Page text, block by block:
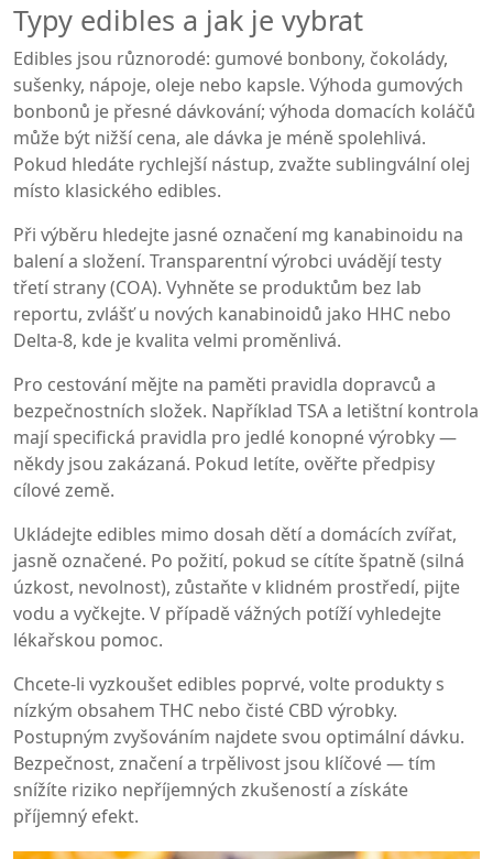
Typy edibles a jak je vybrat
Edibles jsou různorodé: gumové bonbony, čokolády,
sušenky, nápoje, oleje nebo kapsle. Výhoda gumových
bonbonů je přesné dávkování; výhoda domacích koláčů
může být nižší cena, ale dávka je méně spolehlivá.
Pokud hledáte rychlejší nástup, zvažte sublingvální olej
místo klasického edibles.
Při výběru hledejte jasné označení mg kanabinoidu na
balení a složení. Transparentní výrobci uvádějí testy
třetí strany (COA). Vyhněte se produktům bez lab
reportu, zvlášť u nových kanabinoidů jako HHC nebo
Delta-8, kde je kvalita velmi proměnlivá.
Pro cestování mějte na paměti pravidla dopravců a
bezpečnostních složek. Například TSA a letištní kontrola
mají specifická pravidla pro jedlé konopné výrobky —
někdy jsou zakázaná. Pokud letíte, ověřte předpisy
cílové země.
Ukládejte edibles mimo dosah dětí a domácích zvířat,
jasně označené. Po požití, pokud se cítíte špatně (silná
úzkost, nevolnost), zůstaňte v klidném prostředí, pijte
vodu a vyčkejte. V případě vážných potíží vyhledejte
lékařskou pomoc.
Chcete-li vyzkoušet edibles poprvé, volte produkty s
nízkým obsahem THC nebo čisté CBD výrobky.
Postupným zvyšováním najdete svou optimální dávku.
Bezpečnost, značení a trpělivost jsou klíčové — tím
snížíte riziko nepříjemných zkušeností a získáte
příjemný efekt.